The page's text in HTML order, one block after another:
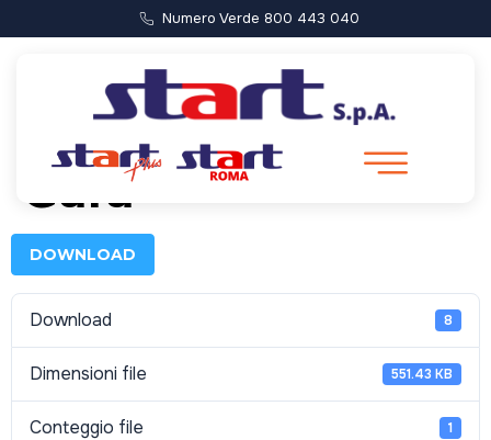
Numero Verde 800 443 040
Disciplinare di
Gara
DOWNLOAD
Download 8
Dimensioni file 551.43 KB
Conteggio file 1